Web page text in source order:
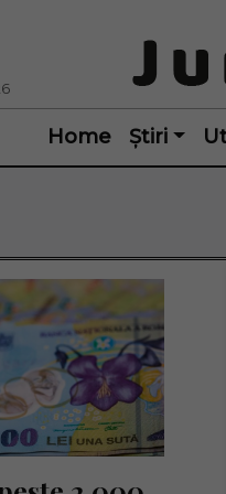
Home Știri